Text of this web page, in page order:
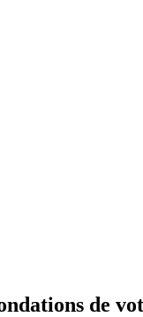
de